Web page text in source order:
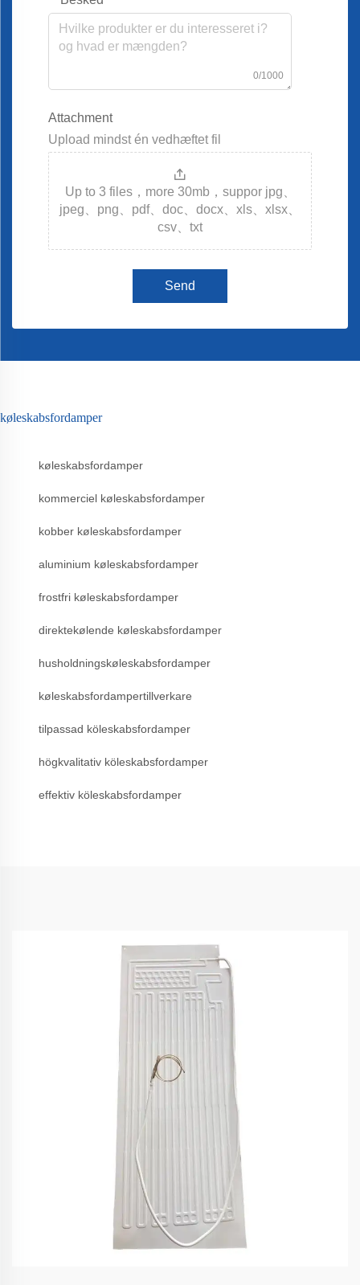
0/1000
Attachment
Upload mindst én vedhæftet fil
Up to 3 files，more 30mb，suppor jpg、
jpeg、png、pdf、doc、docx、xls、xlsx、
csv、txt
Send
køleskabsfordamper
køleskabsfordamper
kommerciel køleskabsfordamper
kobber køleskabsfordamper
aluminium køleskabsfordamper
frostfri køleskabsfordamper
direktekølende køleskabsfordamper
husholdningskøleskabsfordamper
køleskabsfordampertillverkare
tilpassad köleskabsfordamper
högkvalitativ köleskabsfordamper
effektiv köleskabsfordamper